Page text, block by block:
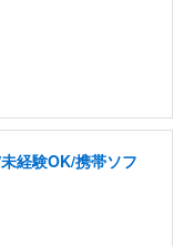
経験OK/携帯ソフ